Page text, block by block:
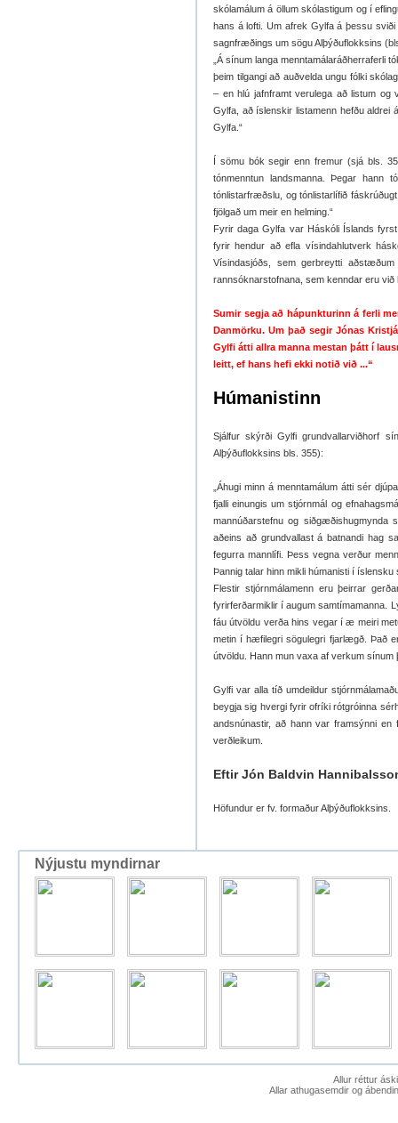
skólamálum á öllum skólastigum og í
hans á lofti. Um afrek Gylfa á þessu
sagnfræðings um sögu Alþýðuflokksins
„Á sínum langa menntamálaráðherraferli
þeim tilgangi að auðvelda ungu fólki
– en hlú jafnframt verulega að listum og
Gylfa, að íslenskir listamenn hefðu aldrei
Gylfa.“
Í sömu bók segir enn fremur (sjá bls.
tónmenntun landsmanna. Þegar hann
tónlistarfræðslu, og tónlistarlífið
fjölgað um meir en helming.“
Fyrir daga Gylfa var Háskóli Íslands
fyrir hendur að efla vísindahlutverk
Vísindasjóðs, sem gerbreytti
rannsóknarstofnana, sem kenndar eru við
Sumir segja að hápunkturinn á ferli
Danmörku. Um það segir Jónas
Gylfi átti allra manna mestan þátt í
leitt, ef hans hefi ekki notið við ...“
Húmanistinn
Sjálfur skýrði Gylfi grundvallarviðhorf
Alþýðuflokksins bls. 355):
„Áhugi minn á menntamálum átti sér
fjalli einungis um stjórnmál og
mannúðarstefnu og siðgæðishugmynda
aðeins að grundvallast á batnandi hag
fegurra mannlífi. Þess vegna verður
Þannig talar hinn mikli húmanisti í íslensku
Flestir stjórnmálamenn eru þeirrar
fyrirferðarmiklir í augum samtímamanna.
fáu útvöldu verða hins vegar í æ meiri
metin í hæfilegri sögulegri fjarlægð. Það
útvöldu. Hann mun vaxa af verkum
Gylfi var alla tíð umdeildur
beygja sig hvergi fyrir ofríki rótgróinna
andsnúnastir, að hann var framsýnni
verðleikum.
Eftir Jón Baldvin
Höfundur er fv. formaður Alþýðuflokksins.
Nýjustu myndirnar
Allur réttur
Allar athugasemdir og